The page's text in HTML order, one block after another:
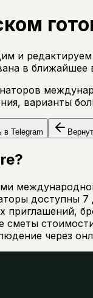
и
в ближайшее
варианты
в Telegram
доступны
приглашений,
через